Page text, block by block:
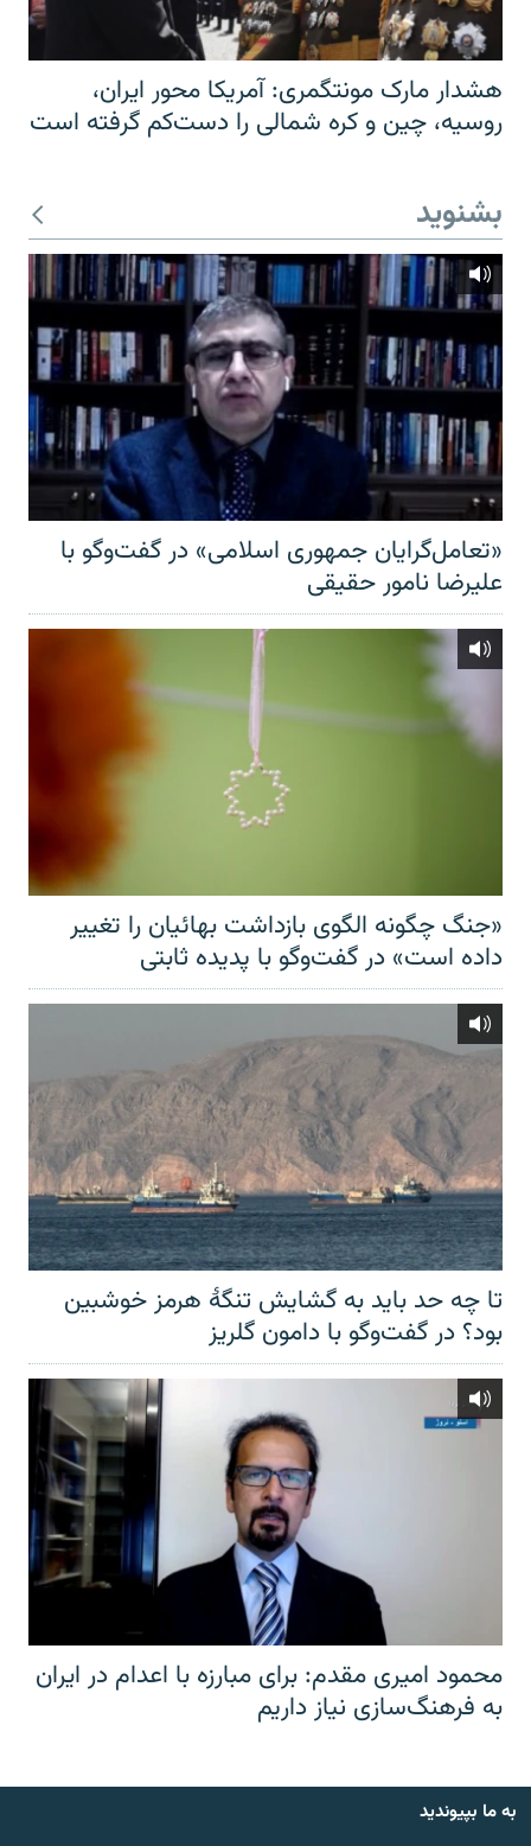
هشدار مارک مونتگمری: آمریکا محور ایران،
روسیه، چین و کره شمالی را دست‌کم گرفته است
بشنوید
«تعامل‌گرایان جمهوری اسلامی» در گفت‌وگو با
علیرضا نامور حقیقی
«جنگ چگونه الگوی بازداشت بهائیان را تغییر
داده است» در گفت‌وگو با پدیده ثابتی
تا چه حد باید به گشایش تنگهٔ هرمز خوشبین
بود؟ در گفت‌وگو با دامون گلریز
محمود امیری مقدم: برای مبارزه با اعدام در ایران
به فرهنگ‌سازی نیاز داریم
به ما بپیوندید